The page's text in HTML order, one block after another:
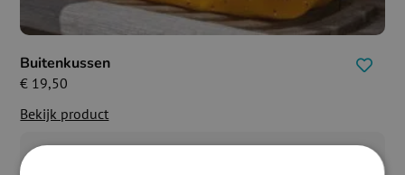
Buitenkussen
€ 19,50
Bekijk product